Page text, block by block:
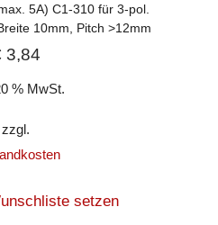
5A) C1-310 für 3-pol.
10mm, Pitch >12mm
3,84
% MwSt.
zzgl.
setzen